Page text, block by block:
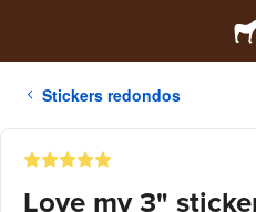
Stickers redondos
Love my 3"